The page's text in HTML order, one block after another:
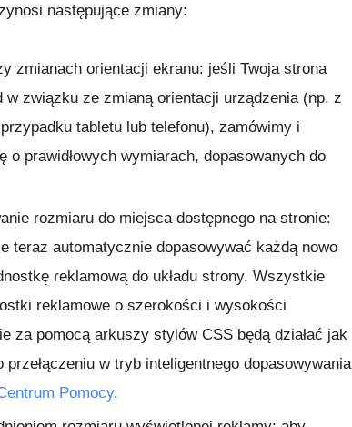
następujące zmiany:
zmianach orientacji ekranu: jeśli Twoja strona
w związku ze zmianą orientacji urządzenia (np. z
tabletu lub telefonu), zamówimy i
o prawidłowych wymiarach, dopasowanych do
rozmiaru do miejsca dostępnego na stronie:
teraz automatycznie dopasowywać każdą nowo
reklamową do układu strony. Wszystkie
reklamowe o szerokości i wysokości
za pomocą arkuszy stylów CSS będą działać jak
w tryb inteligentnego dopasowywania
Pomocy.